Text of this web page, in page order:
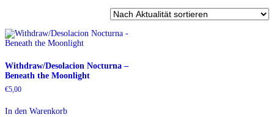
Withdraw/Desolacion Nocturna –
Beneath the Moonlight
€5,00
In den Warenkorb